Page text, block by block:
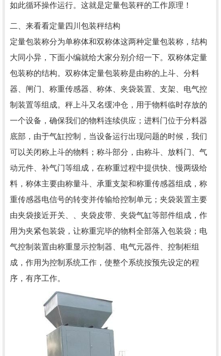
如此循环操作运行。这就是定量包装秤的工作原理！
二、来看看定量四川包装秤结构
定量包装称分为单称体和双称体这两种定量包装称，结构
大同小异，下面小编就给大家分别介绍一下。双称体定量
包装称的结构。双称体定量包装称是由称的上斗、分料
器、闸门、称重传感器、称体、夹袋装置、支架、电气控
制装置等组成。秤上斗又名缓冲仓，用于物料临时存放的
一个设备，确保我们的物料连续供应；进料门位于分料器
底部，由于气缸控制，当设备运行出现问题的时候，我们
可以关闭称上斗的物料；称斗部分，由称斗、放料门、气
动元件、补气门等组成，在称重过程中提供快、慢两级给
料，称体主要由称量斗、承重支架和称重传感器组成，称
重传感器电信号的转变并传输给控制单元；夹袋装置主要
由夹袋接近开关、、夹袋皮带、夹袋气缸等部件组成，作
用为夹紧包装袋，让称重完毕的物料全部落入包装袋；电
气控制装置由称重显示控制器、电气元器件、控制柜组
成，作用为控制系统工作，使整个系统按预先设定的程
序，有序工作。